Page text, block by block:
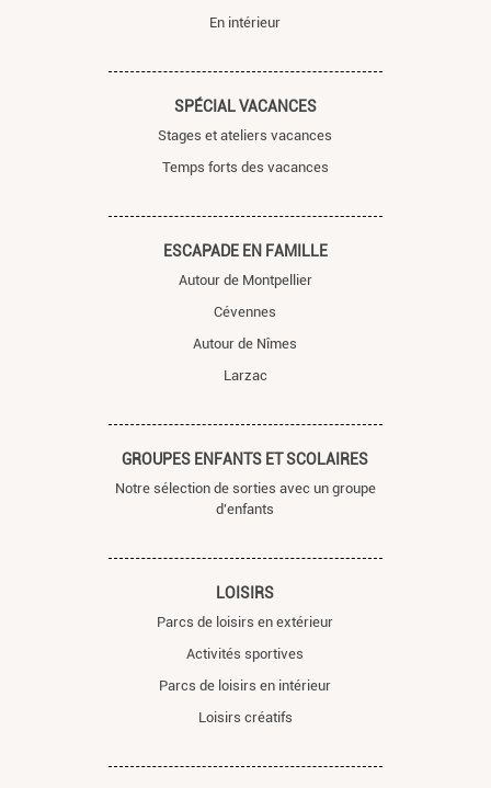
En intérieur
SPÉCIAL VACANCES
Stages et ateliers vacances
Temps forts des vacances
ESCAPADE EN FAMILLE
Autour de Montpellier
Cévennes
Autour de Nîmes
Larzac
GROUPES ENFANTS ET SCOLAIRES
Notre sélection de sorties avec un groupe
d'enfants
LOISIRS
Parcs de loisirs en extérieur
Activités sportives
Parcs de loisirs en intérieur
Loisirs créatifs